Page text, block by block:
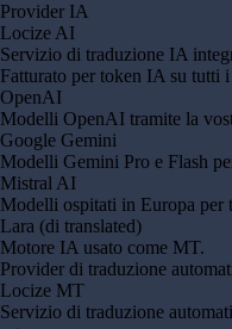
Provider IA
Locize AI
Servizio di traduzione IA
Fatturato per token IA su tutti
OpenAI
Modelli OpenAI tramite la
Google Gemini
Modelli Gemini Pro e Flash
Mistral AI
Modelli ospitati in Europa per
Lara (di translated)
Motore IA usato come MT.
Provider di traduzione
Locize MT
Servizio di traduzione